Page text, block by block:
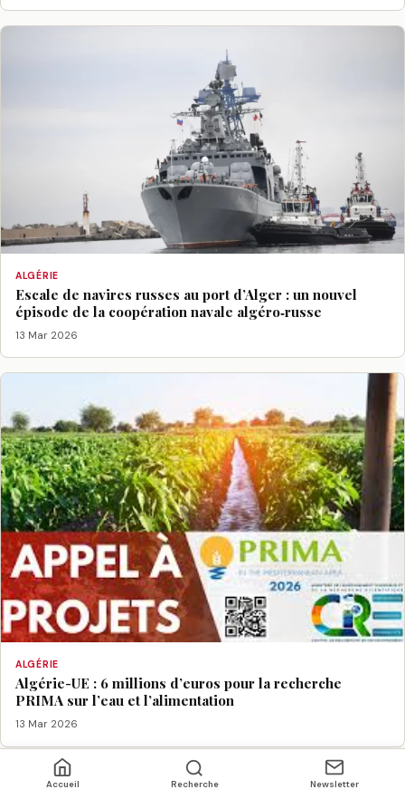
ALGÉRIE
Escale de navires russes au port d’Alger : un nouvel
épisode de la coopération navale algéro‑russe
13 Mar 2026
ALGÉRIE
Algérie-UE : 6 millions d’euros pour la recherche
PRIMA sur l’eau et l’alimentation
13 Mar 2026
Accueil Recherche Newsletter